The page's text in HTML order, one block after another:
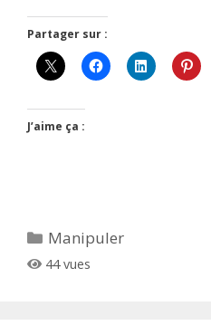
Partager sur :
J’aime ça :
Catégories
Manipuler
44 vues